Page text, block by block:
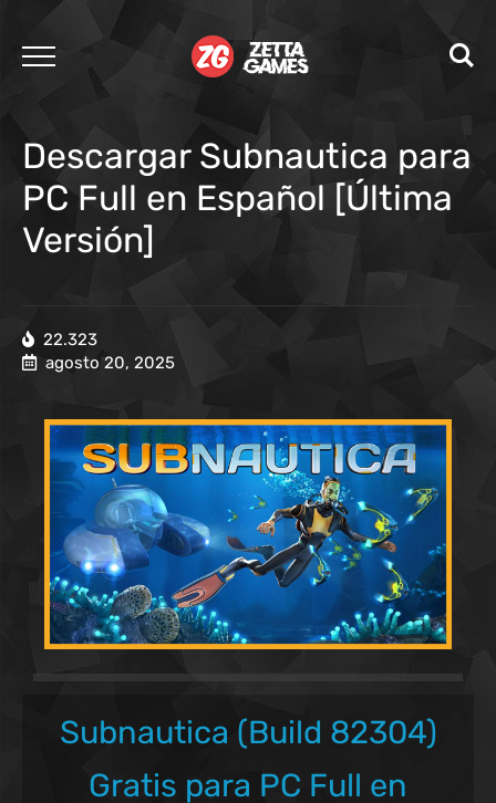
Descargar Subnautica para
PC Full en Español [Última
Versión]
22.323
agosto 20, 2025
Subnautica (Build 82304)
Gratis para PC Full en